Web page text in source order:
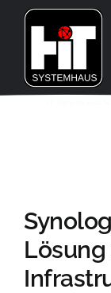
Zum
Inhalt
springen
IT Service aus